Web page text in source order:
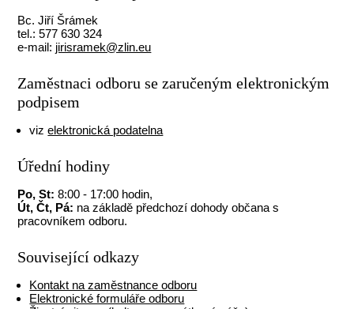
Bc. Jiří Šrámek
tel.: 577 630 324
e-mail: jirisramek@zlin.eu
Zaměstnaci odboru se zaručeným elektronickým
podpisem
vizelektronická podatelna
Úřední hodiny
Po, St: 8:00 - 17:00 hodin,
Út, Čt, Pá: na základě předchozí dohody občana s
pracovníkem odboru.
Související odkazy
Kontakt na zaměstnance odboru
Elektronické formuláře odboru